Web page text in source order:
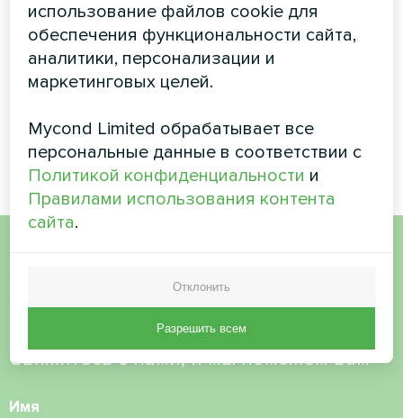
Вентиляционная установка с
рекуперацией энергии
MyCond MVC700-A
обеспечивает постоянную
тепло из отработанного
Хотите купить или у вас
есть вопросы?
Свяжитесь с нами, и мы поможем вам
Имя
использование файлов cookie для
обеспечения функциональности сайта,
аналитики, персонализации и
маркетинговых целей.
Mycond Limited обрабатывает все
персональные данные в соответствии с
Политикой конфиденциальности и
Правилами использования контента
сайта.
Отклонить
Разрешить всем